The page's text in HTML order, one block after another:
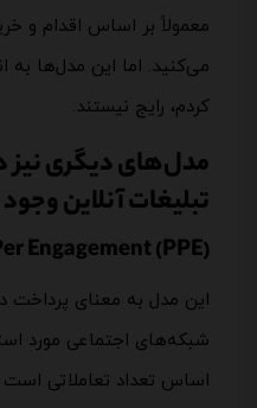
معمولاً بر اساس اقدام و
می‌کنید. اما این مدل‌ها به
کردم، رایج نیستند.
مدل‌های دیگری نیز
تبلیغات آنلاین
Engagement (PPE):
این مدل به معنای پرداخت
شبکه‌های اجتماعی مورد
اساس تعداد تعاملاتی است